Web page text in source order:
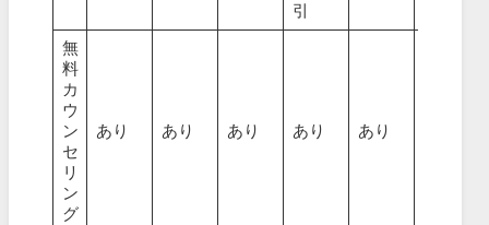
引
無
料
カ
ウ
ン
セ
リ
ン
グ
あり あり あり あり あり